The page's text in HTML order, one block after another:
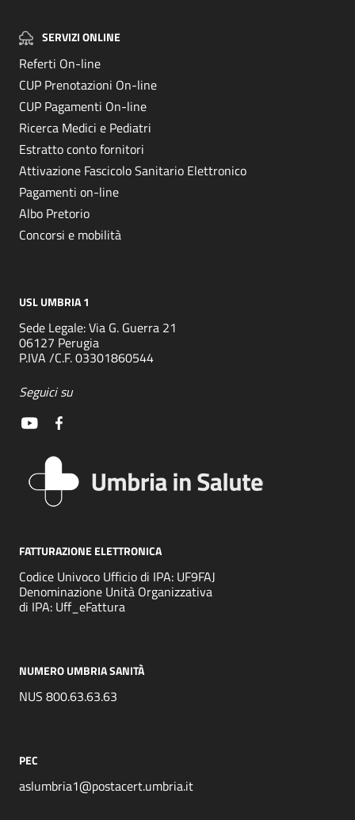
SERVIZI ONLINE
Referti On-line
CUP Prenotazioni On-line
CUP Pagamenti On-line
Ricerca Medici e Pediatri
Estratto conto fornitori
Attivazione Fascicolo Sanitario Elettronico
Pagamenti on-line
Albo Pretorio
Concorsi e mobilità
USL UMBRIA 1
Sede Legale: Via G. Guerra 21
06127 Perugia
P.IVA /C.F. 03301860544
Seguici su
FATTURAZIONE ELETTRONICA
Codice Univoco Ufficio di IPA: UF9FAJ
Denominazione Unità Organizzativa
di IPA: Uff_eFattura
NUMERO UMBRIA SANITÀ
NUS 800.63.63.63
PEC
aslumbria1@postacert.umbria.it